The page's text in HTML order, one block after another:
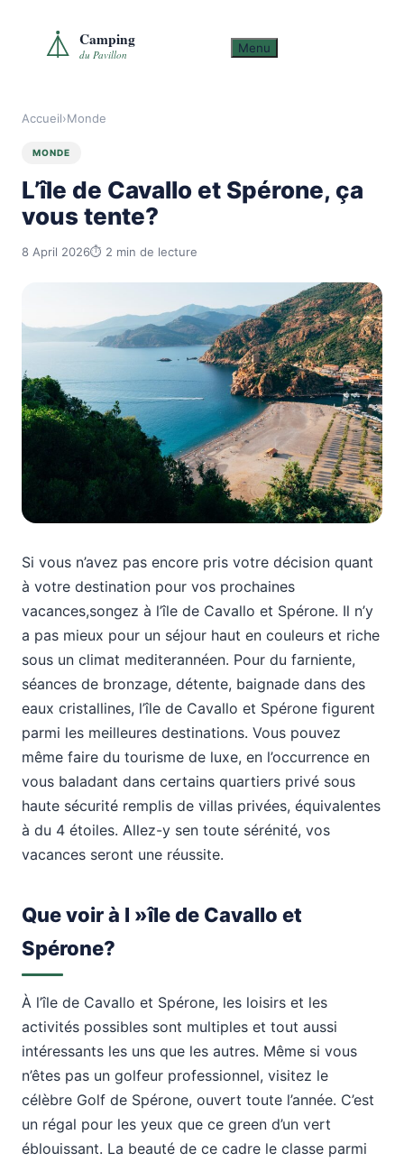
content
Menu
Accueil›Monde
MONDE
L’île de Cavallo et Spérone, ça
vous tente?
8 April 2026⏱ 2 min de lecture
Si vous n’avez pas encore pris votre décision quant
à votre destination pour vos prochaines
vacances,songez à l’île de Cavallo et Spérone. Il n’y
a pas mieux pour un séjour haut en couleurs et riche
sous un climat mediterannéen. Pour du farniente,
séances de bronzage, détente, baignade dans des
eaux cristallines, l’île de Cavallo et Spérone figurent
parmi les meilleures destinations. Vous pouvez
même faire du tourisme de luxe, en l’occurrence en
vous baladant dans certains quartiers privé sous
haute sécurité remplis de villas privées, équivalentes
à du 4 étoiles. Allez-y sen toute sérénité, vos
vacances seront une réussite.
Que voir à l »île de Cavallo et
Spérone?
À l’île de Cavallo et Spérone, les loisirs et les
activités possibles sont multiples et tout aussi
intéressants les uns que les autres. Même si vous
n’êtes pas un golfeur professionnel, visitez le
célèbre Golf de Spérone, ouvert toute l’année. C’est
un régal pour les yeux que ce green d’un vert
éblouissant. La beauté de ce cadre le classe parmi